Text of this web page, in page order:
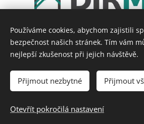
379 428 449
GDPR
Whistleblowing
Používáme cookies, abychom zajistili
bezpečnost našich stránek. Tím vám
nejlepší zkušenost při jejich návštěvě.
Přijmout nezbytné Přijmout
Otevřít pokročilá nastavení